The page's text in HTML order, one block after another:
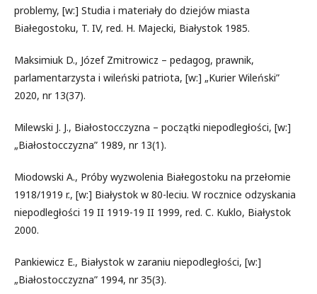
problemy, [w:] Studia i materiały do dziejów miasta
Białegostoku, T. IV, red. H. Majecki, Białystok 1985.
Maksimiuk D., Józef Zmitrowicz – pedagog, prawnik,
parlamentarzysta i wileński patriota, [w:] „Kurier Wileński”
2020, nr 13(37).
Milewski J. J., Białostocczyzna – początki niepodległości, [w:]
„Białostocczyzna” 1989, nr 13(1).
Miodowski A., Próby wyzwolenia Białegostoku na przełomie
1918/1919 r., [w:] Białystok w 80-leciu. W rocznice odzyskania
niepodległości 19 II 1919-19 II 1999, red. C. Kuklo, Białystok
2000.
Pankiewicz E., Białystok w zaraniu niepodległości, [w:]
„Białostocczyzna” 1994, nr 35(3).